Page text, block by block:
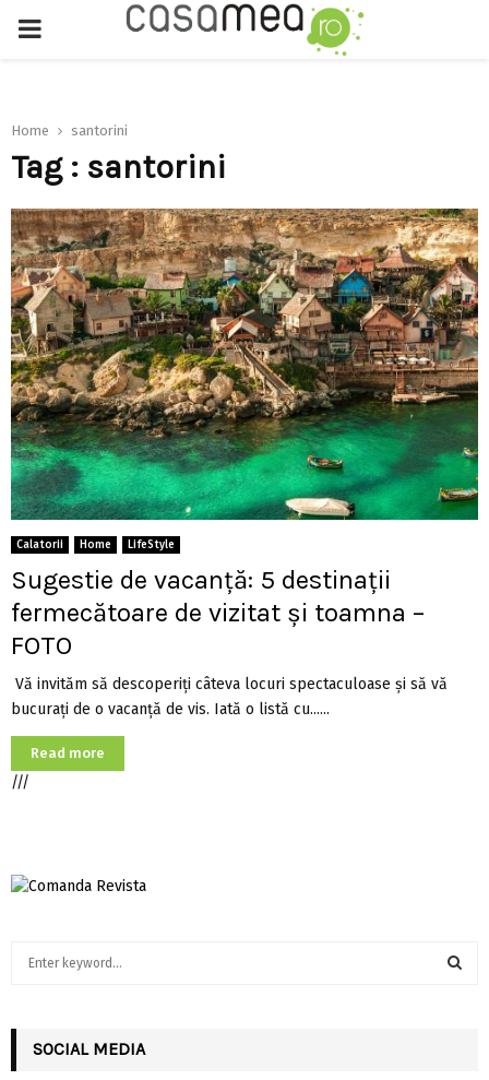
PRIMARY
Home santorini
Tag : santorini
Calatorii Home LifeStyle
Sugestie de vacanță: 5 destinații
fermecătoare de vizitat și toamna –
FOTO
Vă invităm să descoperiți câteva locuri spectaculoase și să vă
bucurați de o vacanță de vis. Iată o listă cu......
Read more
///
h
SOCIAL MEDIA